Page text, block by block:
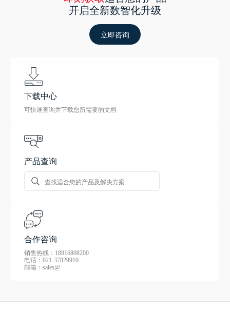
开启全新数智化升级
立即咨询
下载中心
可快速查询并下载您所需要的文档
产品查询
合作咨询
销售热线：18916808200
电话：021-37829910
邮箱：sales@